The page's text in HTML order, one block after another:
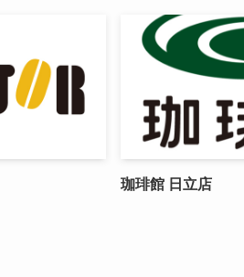
珈琲館 日立店